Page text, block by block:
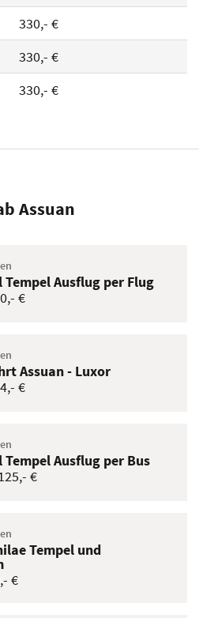
330,- €
330,- €
330,- €
Assuan
Tempel Ausflug per Flug
€
Assuan - Luxor
€
Tempel Ausflug per Bus
€
Tempel und
€